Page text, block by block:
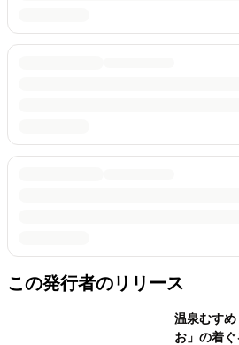
この発行者のリリース
温泉むす
お」の着